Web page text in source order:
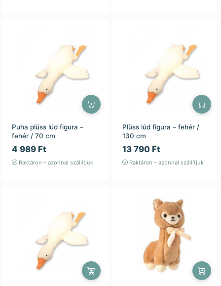
Puha plüss lúd figura –
fehér / 70 cm
4 989 Ft
Raktáron – azonnal szállítjuk
Plüss lúd figura – fehér /
130 cm
13 790 Ft
Raktáron – azonnal szállítjuk